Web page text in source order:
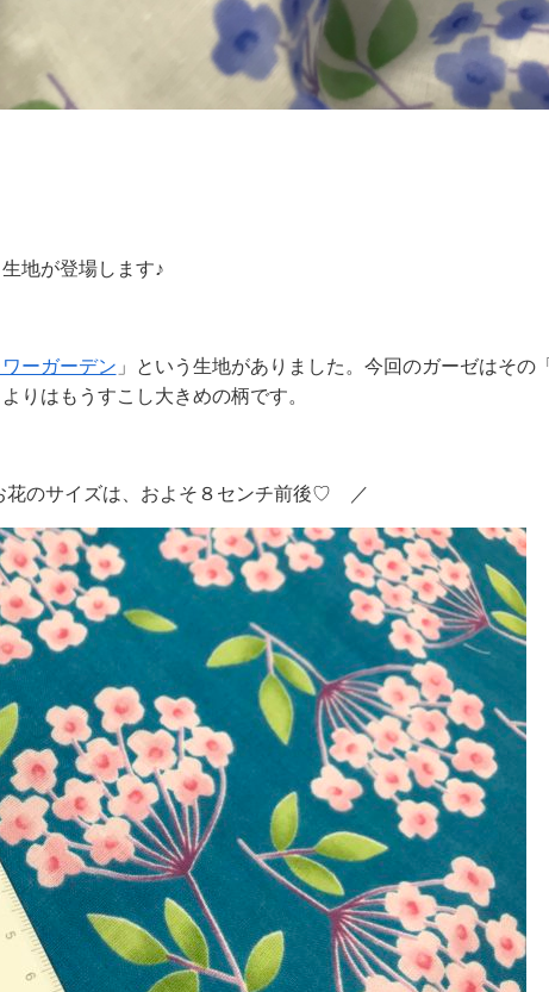
地が登場します♪
ーガーデン 」という生地がありました。今回のガーゼはその「
よりはもうすこし大きめの柄です。
のサイズは、およそ８センチ前後♡ ／